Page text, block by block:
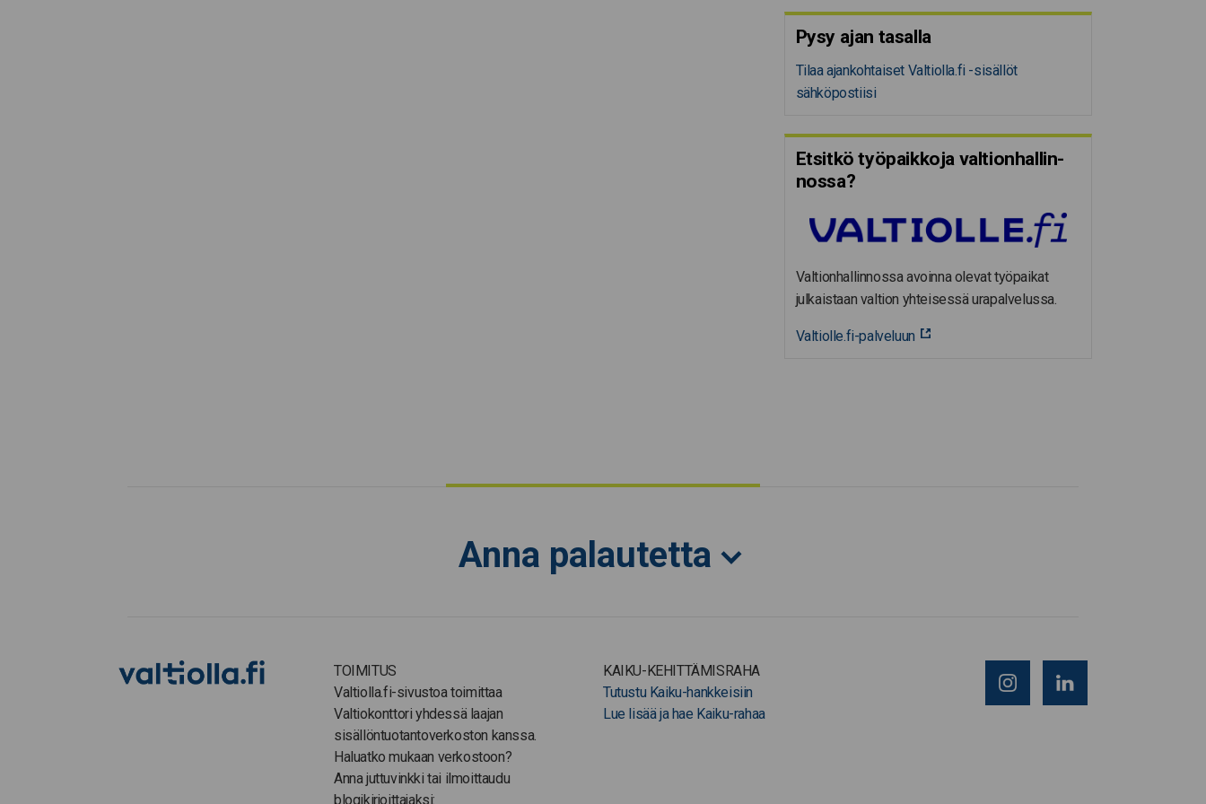
Pysy ajan tasalla
Tilaa ajankohtaiset Valtiolla.fi -sisällöt
sähköpostiisi
Etsitkö työpaikkoja valtion­hal­lin­
nossa?
Valtionhallinnossa avoinna olevat työpaikat
julkaistaan valtion yhteisessä urapalvelussa.
Valtiolle.fi-palveluun
Anna palautetta
TOIMITUS
Valtiolla.fi-sivustoa toimittaa
Valtiokonttori yhdessä laajan
sisällöntuotantoverkoston kanssa.
Haluatko mukaan verkostoon?
Anna juttuvinkki tai ilmoittaudu
blogikirjoittajaksi:
KAIKU-KEHITTÄMISRAHA
Tutustu Kaiku-hankkeisiin
Lue lisää ja hae Kaiku-rahaa